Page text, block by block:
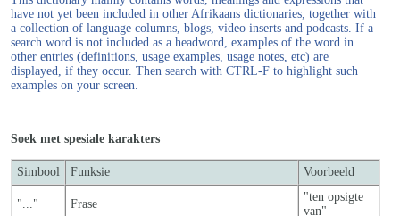
have not yet been included in other Afrikaans dictionaries, together with
a collection of language columns, blogs, video inserts and podcasts. If a
search word is not included as a headword, examples of the word in
other entries (definitions, usage examples, usage notes, etc) are
displayed, if they occur. Then search with CTRL-F to highlight such
examples on your screen.
Soek met spesiale karakters
Simbool Funksie Voorbeeld
"..." Frase
"ten opsigte
van"